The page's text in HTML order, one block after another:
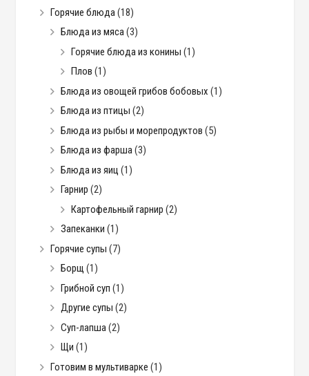
Горячие блюда(18)
Блюда из мяса(3)
Горячие блюда из конины (1)
Плов (1)
Блюда из овощей грибов бобовых (1)
Блюда из птицы (2)
Блюда из рыбы и морепродуктов (5)
Блюда из фарша(3)
Блюда из яиц (1)
Гарнир (2)
Картофельный гарнир (2)
Запеканки (1)
Горячие супы (7)
Борщ (1)
Грибной суп (1)
Другие супы (2)
Суп-лапша(2)
Щи (1)
Готовим в мультиварке (1)